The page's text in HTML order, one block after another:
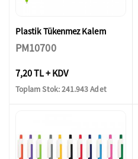
Plastik Tükenmez Kalem
PM10700
7,20 TL + KDV
Toplam Stok: 241.943 Adet